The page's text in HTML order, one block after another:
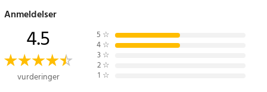
og andre elektriske apparater. Det jordede design sikrer, at dine
problemer.
Specifikationer
- Antal stikkontakter: 3
Anmeldelser
4.5
vurderinger
5 ☆
4 ☆
3 ☆
2 ☆
1 ☆